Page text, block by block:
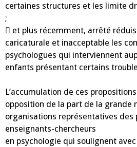
certaines structures et les limite
;
 et plus récemment, arrêté
caricaturale et inacceptable les
psychologues qui interviennent
enfants présentant certains
L’accumulation de ces
opposition de la part de la grande
organisations représentatives des
enseignants-chercheurs
en psychologie qui soulignent